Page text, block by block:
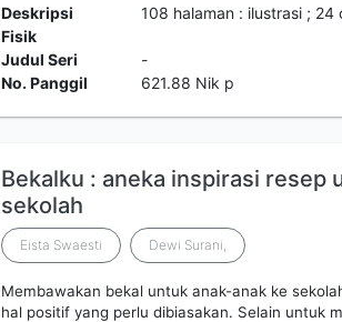
Deskripsi
Fisik
108 halaman : ilustrasi ; 24
Judul Seri
-
No. Panggil
621.88 Nik p
Bekalku : aneka inspirasi resep
sekolah
Eista Swaesti Dewi Surani,
Membawakan bekal untuk anak-anak ke
hal positif yang perlu dibiasakan. Selain untuk